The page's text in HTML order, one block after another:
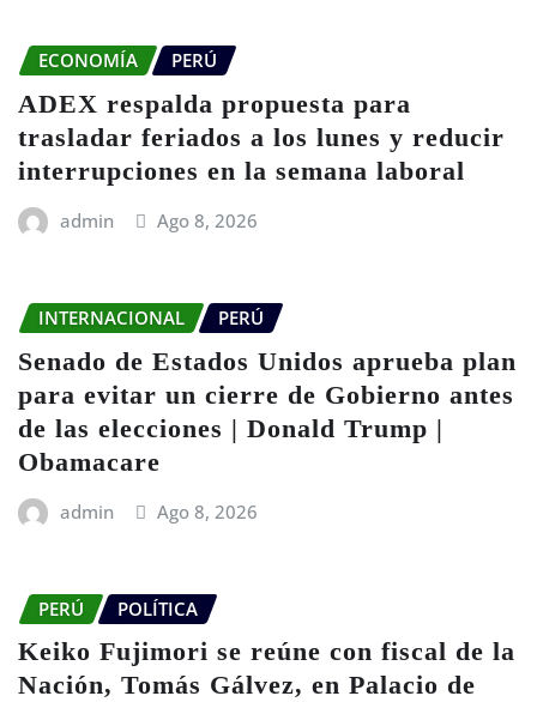
ECONOMÍA PERÚ
ADEX respalda propuesta para
trasladar feriados a los lunes y reducir
interrupciones en la semana laboral
admin Ago 8, 2026
INTERNACIONAL PERÚ
Senado de Estados Unidos aprueba plan
para evitar un cierre de Gobierno antes
de las elecciones | Donald Trump |
Obamacare
admin Ago 8, 2026
PERÚ POLÍTICA
Keiko Fujimori se reúne con fiscal de la
Nación, Tomás Gálvez, en Palacio de